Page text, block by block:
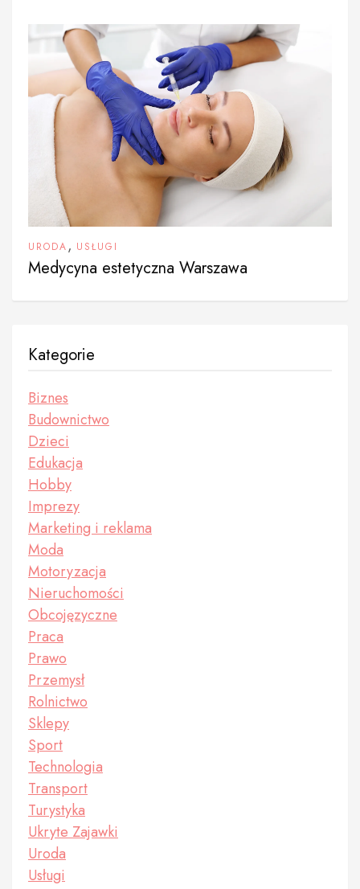
URODA, USŁUGI
Medycyna estetyczna Warszawa
Kategorie
Biznes
Budownictwo
Dzieci
Edukacja
Hobby
Imprezy
Marketing i reklama
Moda
Motoryzacja
Nieruchomości
Obcojęzyczne
Praca
Prawo
Przemysł
Rolnictwo
Sklepy
Sport
Technologia
Transport
Turystyka
Ukryte Zajawki
Uroda
Usługi